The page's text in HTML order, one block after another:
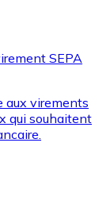
SEPA
aux virements
qui souhaitent